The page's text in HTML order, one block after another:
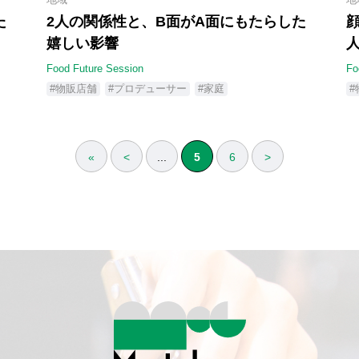
2人の関係性と、B面がA面にもたらした
嬉しい影響
Food Future Session
#物販店舗
#プロデューサー #家庭
#
« < 5 6 >